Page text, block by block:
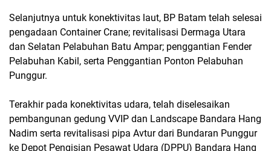
Selanjutnya untuk konektivitas laut, BP Batam telah selesai
pengadaan Container Crane; revitalisasi Dermaga Utara
dan Selatan Pelabuhan Batu Ampar; penggantian Fender
Pelabuhan Kabil, serta Penggantian Ponton Pelabuhan
Punggur.
Terakhir pada konektivitas udara, telah diselesaikan
pembangunan gedung VVIP dan Landscape Bandara Hang
Nadim serta revitalisasi pipa Avtur dari Bundaran Punggur
ke Depot Pengisian Pesawat Udara (DPPU) Bandara Hang